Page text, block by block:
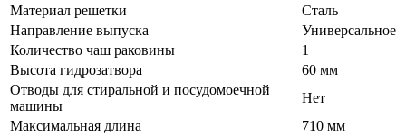
Материал решетки
Сталь
Направление выпуска
Универсальное
Количество чаш раковины
1
Высота гидрозатвора
60 мм
Отводы для стиральной и посудомоечной
машины
Нет
Максимальная длина
710 мм